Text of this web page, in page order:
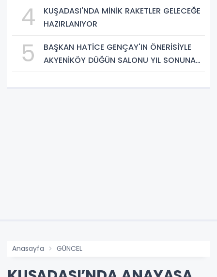
4
KUŞADASI'NDA MİNİK RAKETLER GELECEĞE
HAZIRLANIYOR
5
BAŞKAN HATİCE GENÇAY'IN ÖNERİSİYLE
AKYENİKÖY DÜĞÜN SALONU YIL SONUNA
Anasayfa GÜNCEL